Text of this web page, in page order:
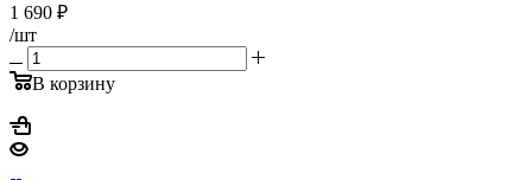
1 690 ₽
/шт
В корзину